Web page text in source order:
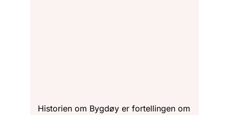
Historien om Bygdøy er fortellingen om